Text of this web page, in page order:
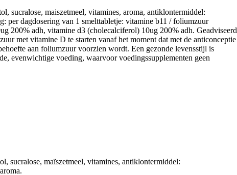
sucralose, maiszetmeel, vitamines, aroma, antiklontermiddel:
per dagdosering van 1 smelttabletje: vitamine b11 / foliumzuur
200% adh, vitamine d3 (cholecalciferol) 10ug 200% adh. Geadviseerd
met vitamine D te starten vanaf het moment dat met de anticonceptie
aan foliumzuur voorzien wordt. Een gezonde levensstijl is
evenwichtige voeding, waarvoor voedingssupplementen geen
sucralose, maïszetmeel, vitamines, antiklontermiddel: